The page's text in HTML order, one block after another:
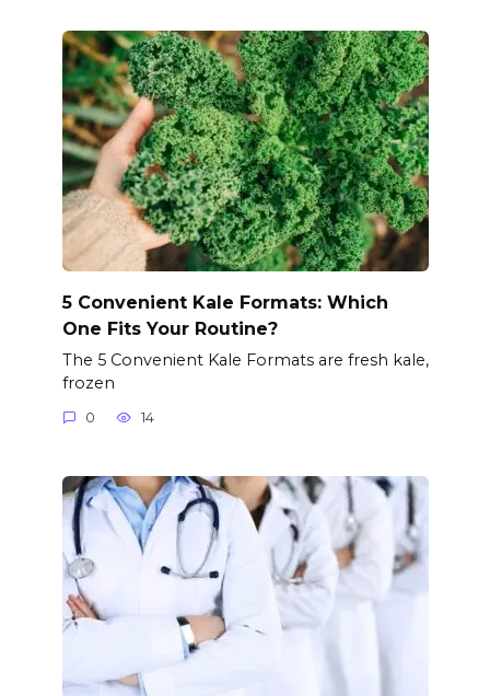
5 Convenient Kale Formats: Which
One Fits Your Routine?
The 5 Convenient Kale Formats are fresh kale,
frozen
0 14